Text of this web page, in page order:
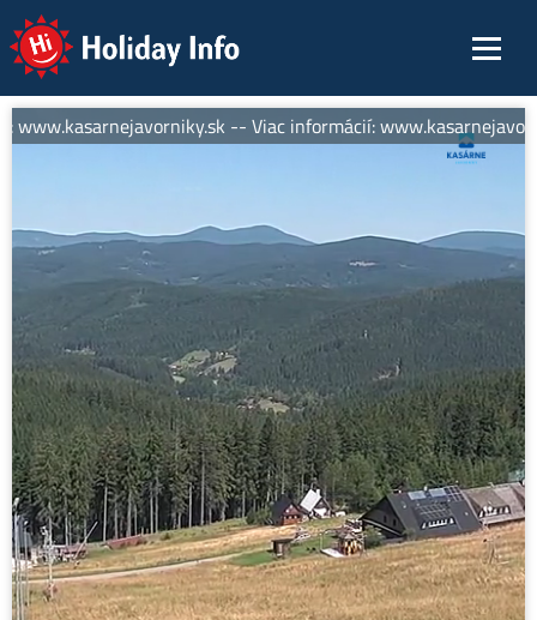
Holiday Info
-- Viac informácií: